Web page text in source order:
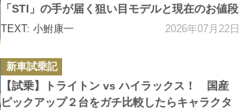
「STI」の手が届く狙い目モデルと現在のお値段
TEXT: 小鮒康一 2026年07月22日
カ
テ
ゴ
リ
ー
新車試乗記
【試乗】トライトン vs ハイラックス！ 国産
ピックアップ２台をガチ比較したらキャラクタ